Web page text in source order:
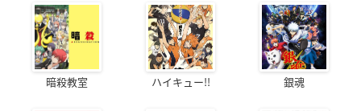
暗殺教室 ハイキュー!! 銀魂